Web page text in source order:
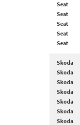
Seat
Seat
Seat
Seat
Seat
Skoda
Skoda
Skoda
Skoda
Skoda
Skoda
Skoda